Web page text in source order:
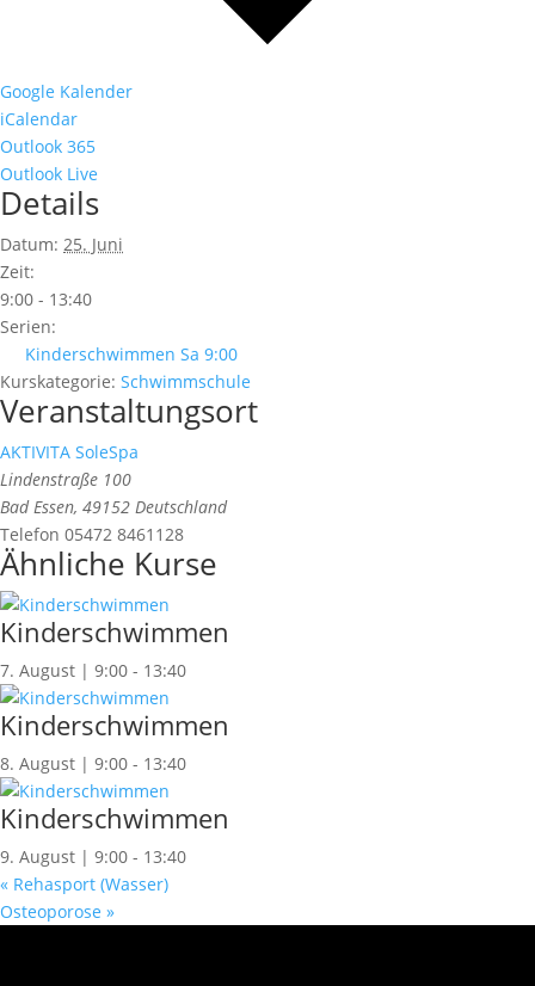
Google Kalender
iCalendar
Outlook 365
Outlook Live
Details
Datum: 25. Juni
Zeit:
9:00 - 13:40
Serien:
Kinderschwimmen Sa 9:00
Kurskategorie: Schwimmschule
Veranstaltungsort
AKTIVITA SoleSpa
Lindenstraße 100
Bad Essen, 49152 Deutschland
Telefon 05472 8461128
Ähnliche Kurse
Kinderschwimmen
7. August | 9:00 - 13:40
Kinderschwimmen
8. August | 9:00 - 13:40
Kinderschwimmen
9. August | 9:00 - 13:40
« Rehasport (Wasser)
Osteoporose »